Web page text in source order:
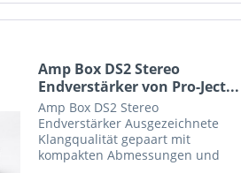
Amp Box DS2 Stereo
Endverstärker von Pro-Ject...
Amp Box DS2 Stereo
Endverstärker Ausgezeichnete
Klangqualität gepaart mit
kompakten Abmessungen und